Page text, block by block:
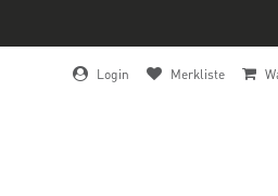
Login Merkliste